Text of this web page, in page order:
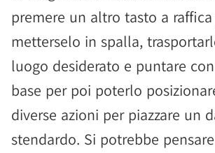
premere un altro tasto a
metterselo in spalla,
luogo desiderato e puntare
base per poi poterlo
diverse azioni per piazzare un
stendardo. Si potrebbe